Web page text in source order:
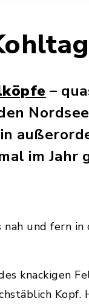
–
im Jahr
nah und fern in
knackigen